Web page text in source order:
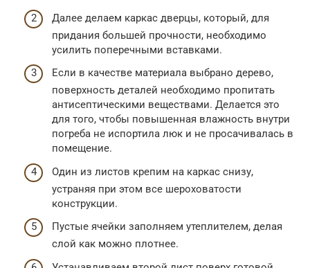
Далее делаем каркас дверцы, который, для
придания большей прочности, необходимо
усилить поперечными вставками.
Если в качестве материала выбрано дерево,
поверхность деталей необходимо пропитать
антисептическими веществами. Делается это
для того, чтобы повышенная влажность внутри
погреба не испортила люк и не просачивалась в
помещение.
Один из листов крепим на каркас снизу,
устраняя при этом все шероховатости
конструкции.
Пустые ячейки заполняем утеплителем, делая
слой как можно плотнее.